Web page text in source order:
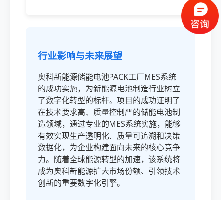
行业影响与未来展望
奥科新能源储能电池PACK工厂MES系统
的成功实施，为新能源电池制造行业树立
了数字化转型的标杆。项目的成功证明了
在技术要求高、质量控制严的储能电池制
造领域，通过专业的MES系统实施，能够
有效实现生产透明化、质量可追溯和决策
数据化，为企业构建面向未来的核心竞争
力。随着全球能源转型的加速，该系统将
成为奥科新能源扩大市场份额、引领技术
创新的重要数字化引擎。